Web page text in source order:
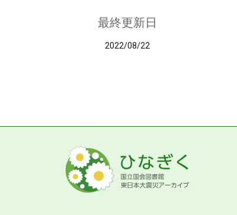
最終更新日
2022/08/22